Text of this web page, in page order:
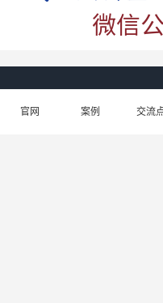
原
官网 案例 交流